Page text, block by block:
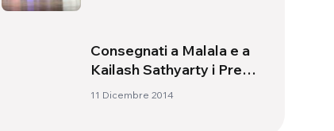
Consegnati a Malala e a
Kailash Sathyarty i Premi
Nobel per la Pace
11 Dicembre 2014